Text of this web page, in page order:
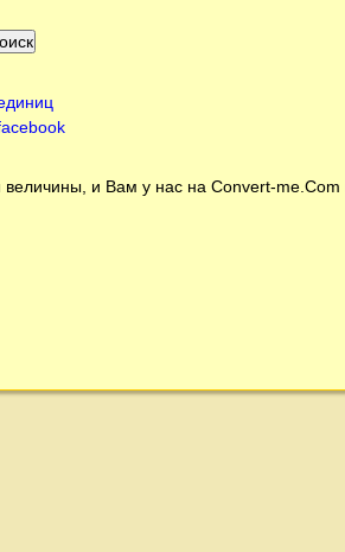
и Вам у нас на Convert-me.Com